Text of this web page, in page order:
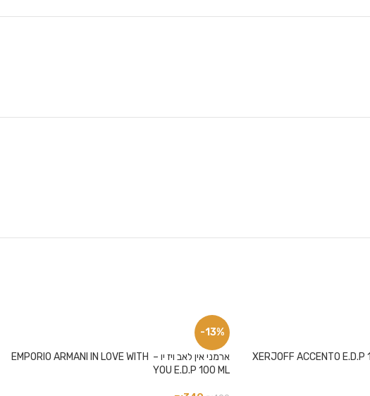
-13%
ארמני אין לאב ויז יו – EMPORIO ARMANI IN LOVE WITH
YOU E.D.P 100 ML